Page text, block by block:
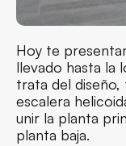
Hoy te
llevado hasta la
trata del diseño,
escalera
unir la planta
planta baja.